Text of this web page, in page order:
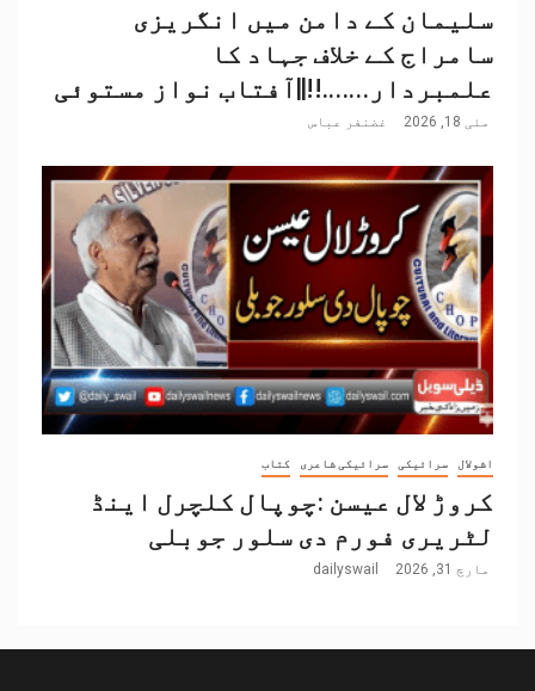
سلیمان کے دامن میں انگریزی
سامراج کے خلاف جہاد کا
علمبردار…….!!||آفتاب نواز مستوئی
مئی 18, 2026 غضنفر عباس
اشولال سرائیکی سرائیکی شاعری کتاب
کروڑ لال عیسن :چوپال کلچرل اینڈ
لٹریری فورم دی سلور جوبلی
مارچ 31, 2026 dailyswail